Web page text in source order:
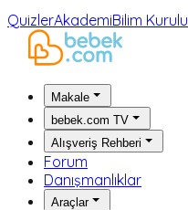
QuizlerAkademiBilim Kurulu
Makale
bebek.com TV
Alışveriş Rehberi
Forum
Danışmanlıklar
Araçlar